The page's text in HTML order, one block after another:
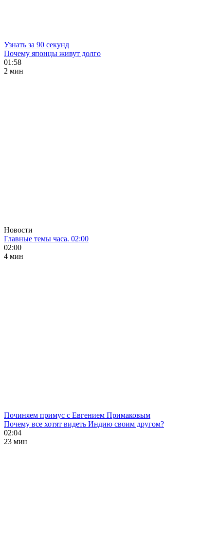
Узнать за 90 секунд
Почему японцы живут долго
01:58
2 мин
Новости
Главные темы часа. 02:00
02:00
4 мин
Починяем примус с Евгением Примаковым
Почему все хотят видеть Индию своим другом?
02:04
23 мин